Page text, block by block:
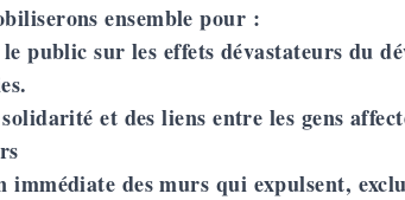
ensemble pour :
public sur les effets dévastateurs du
et des liens entre les gens
immédiate des murs qui expulsent,